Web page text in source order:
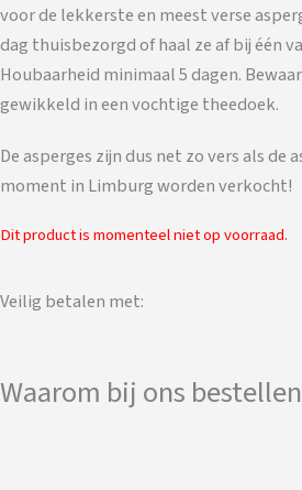
voor de lekkerste en meest verse
dag thuisbezorgd of haal ze af bij één
Houbaarheid minimaal 5 dagen.
gewikkeld in een vochtige theedoek.
De asperges zijn dus net zo vers als de
moment in Limburg worden verkocht!
Dit product is momenteel niet op voorraad.
Veilig betalen met:
Waarom bij ons